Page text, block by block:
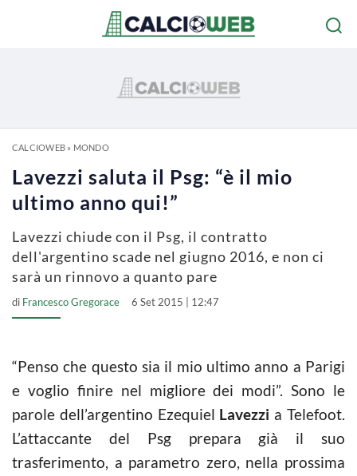
CALCIOWEB» MONDO
Lavezzi saluta il Psg: “è il mio
ultimo anno qui!”
Lavezzi chiude con il Psg, il contratto
dell'argentino scade nel giugno 2016, e non ci
sarà un rinnovo a quanto pare
di Francesco Gregorace 6 Set 2015 | 12:47
“Penso che questo sia il mio ultimo anno a Parigi
e voglio finire nel migliore dei modi”. Sono le
parole dell’argentino Ezequiel Lavezzi a Telefoot.
L’attaccante del Psg prepara già il suo
trasferimento, a parametro zero, nella prossima